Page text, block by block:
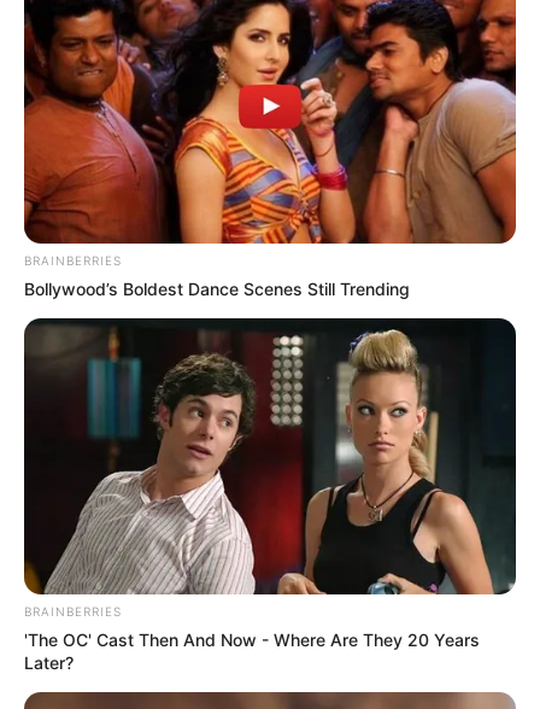
BRAINBERRIES
Bollywood’s Boldest Dance Scenes Still Trending
BRAINBERRIES
'The OC' Cast Then And Now - Where Are They 20 Years
Later?